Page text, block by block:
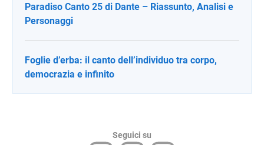
Paradiso Canto 25 di Dante – Riassunto, Analisi e
Personaggi
Foglie d’erba: il canto dell’individuo tra corpo,
democrazia e infinito
Seguici su